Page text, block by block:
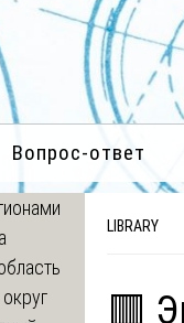
Вопрос-ответ
LIBRARY
🟥